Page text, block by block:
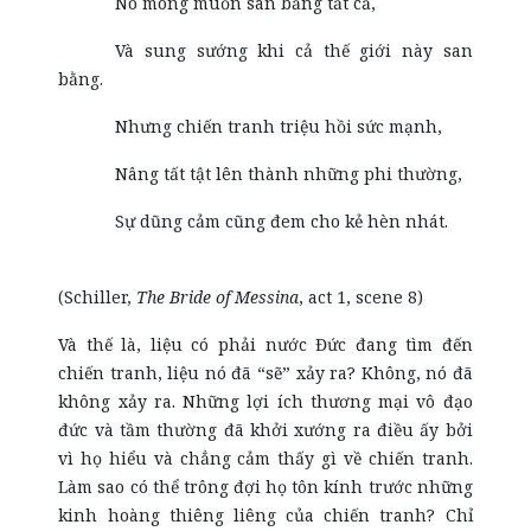
Và sung sướng khi cả thế giới này san
bằng.
Nhưng chiến tranh triệu hồi sức mạnh,
Nâng tất tật lên thành những phi thường,
Sự dũng cảm cũng đem cho kẻ hèn nhát.
(Schiller, The Bride of Messina, act 1, scene 8)
Và thế là, liệu có phải nước Đức đang tìm đến
chiến tranh, liệu nó đã “sẽ” xảy ra? Không, nó đã
không xảy ra. Những lợi ích thương mại vô đạo
đức và tầm thường đã khởi xướng ra điều ấy bởi
vì họ hiểu và chẳng cảm thấy gì về chiến tranh.
Làm sao có thể trông đợi họ tôn kính trước những
kinh hoàng thiêng liêng của chiến tranh? Chỉ